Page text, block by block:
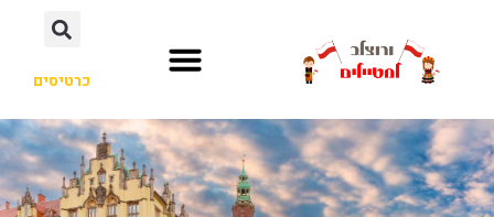
כרטיסים